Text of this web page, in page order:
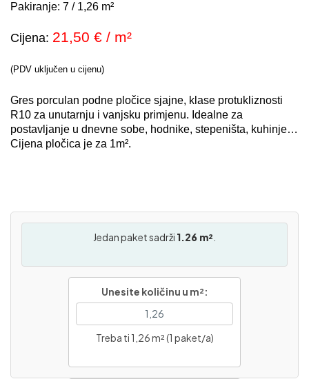
Pakiranje: 7 / 1,26 m²
Cijena: 21,50 € / m²
(PDV uključen u cijenu)
Gres porculan podne pločice sjajne, klase protukliznosti
R10 za unutarnju i vanjsku primjenu. Idealne za
postavljanje u dnevne sobe, hodnike, stepeništa, kuhinje…
Cijena pločica je za 1m².
Jedan paket sadrži 1.26 m²
Unesite količinu u m²:
Treba ti 1,26 m² (1 paket/a)